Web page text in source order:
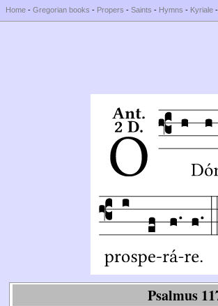
Home - Gregorian books - Propers - Saints - Hymns - Kyriale -
Psalmus